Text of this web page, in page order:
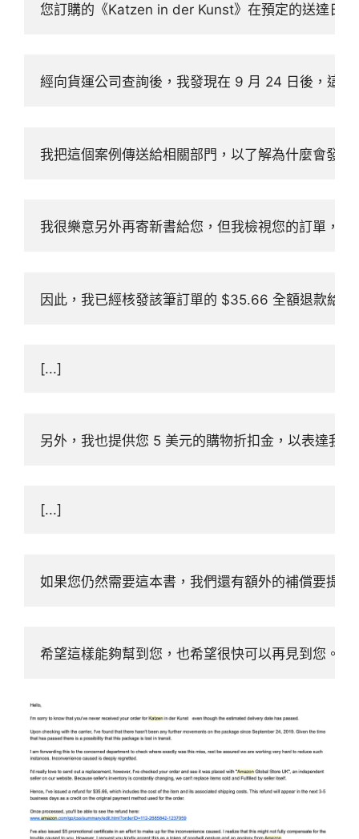
您訂購的《Katzen in der Kunst》在預定的送達日
經向貨運公司查詢後，我發現在 9 月 24 日後，這
我把這個案例傳送給相關部門，以了解為什麼會發
我很樂意另外再寄新書給您，但我檢視您的訂單，
因此，我已經核發該筆訂單的 $35.66 全額退款給
[...]
另外，我也提供您 5 美元的購物折扣金，以表達我
[...]
如果您仍然需要這本書，我們還有額外的補償要提
希望這樣能夠幫到您，也希望很快可以再見到您。